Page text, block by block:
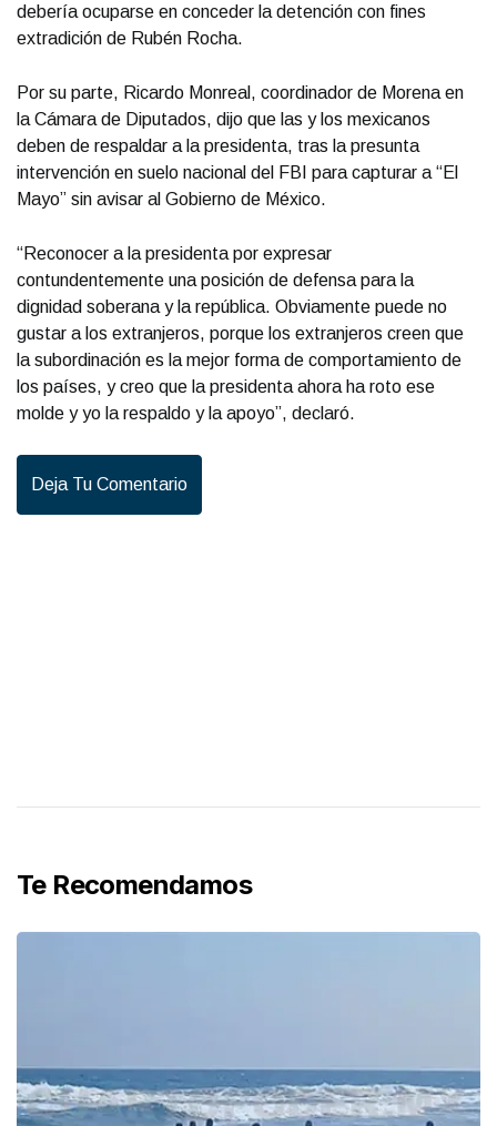
debería ocuparse en conceder la detención con fines
extradición de Rubén Rocha.
Por su parte, Ricardo Monreal, coordinador de Morena en
la Cámara de Diputados, dijo que las y los mexicanos
deben de respaldar a la presidenta, tras la presunta
intervención en suelo nacional del FBI para capturar a “El
Mayo” sin avisar al Gobierno de México.
“Reconocer a la presidenta por expresar
contundentemente una posición de defensa para la
dignidad soberana y la república. Obviamente puede no
gustar a los extranjeros, porque los extranjeros creen que
la subordinación es la mejor forma de comportamiento de
los países, y creo que la presidenta ahora ha roto ese
molde y yo la respaldo y la apoyo”, declaró.
Deja Tu Comentario
Te Recomendamos